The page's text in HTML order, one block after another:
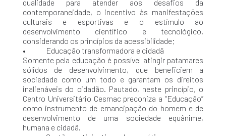
qualidade para atender aos desafios da
contemporaneidade, o incentivo às manifestações
culturais e esportivas e o estímulo ao
desenvolvimento científico e tecnológico,
considerando os princípios da acessibilidade;
• Educação transformadora e cidadã
Somente pela educação é possível atingir patamares
sólidos de desenvolvimento, que beneficiem a
sociedade como um todo e garantam os direitos
inalienáveis do cidadão. Pautado, neste princípio, o
Centro Universitário Cesmac preconiza a “Educação”
como instrumento de emancipação do homem e de
desenvolvimento de uma sociedade equânime,
humana e cidadã.